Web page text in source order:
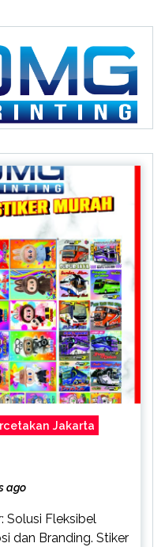
Jakarta
ago
Solusi Fleksibel
dan Branding. Stiker